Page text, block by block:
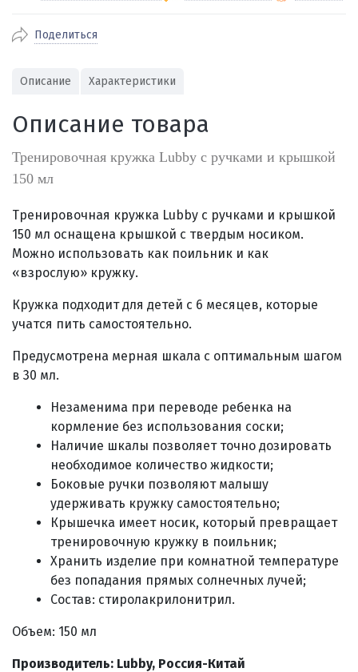
По Екатеринбургу бесплатная
По близлежащим городам
Отправляем во все регионы России
службами Пэк, Кит, Луч, Сдэк, Озон
доставка, Почта РФ или любой другой
транспортной компанией на Ваш выбор
Екатеринбурга и близлежащих
Через СБП при получении (для
Екатеринбурга и близлежащих
городов)
Поделиться
Описание Характеристики
Описание товара
Тренировочная кружка Lubby с ручками и крышкой
150 мл
Тренировочная кружка Lubby с ручками и крышкой
150 мл оснащена крышкой с твердым носиком.
Можно использовать как поильник и как
«взрослую» кружку.
Кружка подходит для детей с 6 месяцев, которые
учатся пить самостоятельно.
Предусмотрена мерная шкала с оптимальным шагом
в 30 мл.
Незаменима при переводе ребенка на
кормление без использования соски;
Наличие шкалы позволяет точно дозировать
необходимое количество жидкости;
Боковые ручки позволяют малышу
удерживать кружку самостоятельно;
Крышечка имеет носик, который превращает
тренировочную кружку в поильник;
Хранить изделие при комнатной температуре
без попадания прямых солнечных лучей;
Состав: стиролакрилонитрил.
Объем: 150 мл
Производитель: Lubby, Россия-Китай